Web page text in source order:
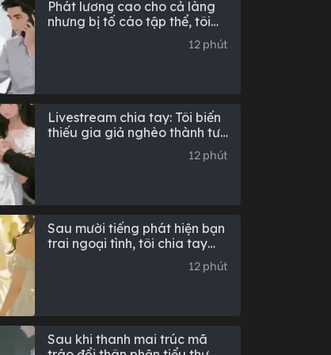
Phát lương cao cho cả làng
nhưng bị tố cáo tập thể, tôi
công ty: Hậu truyện hoàn12 phút
Livestream chia tay: Tôi biến
thiếu gia giả nghèo thành tư
12 phút
Sau mười tiếng phát hiện bạn
trai ngoại tình, tôi chia tay
12 phút
Sau khi thanh mai trúc mã